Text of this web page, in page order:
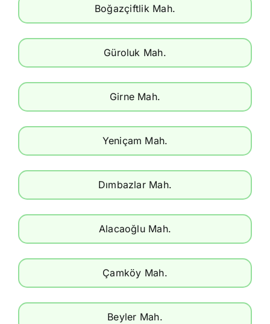
Boğazçiftlik Mah.
Güroluk Mah.
Girne Mah.
Yeniçam Mah.
Dımbazlar Mah.
Alacaoğlu Mah.
Çamköy Mah.
Beyler Mah.